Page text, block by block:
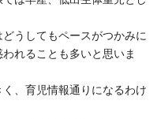
うしてもペースがつかみに
れることも多いと思いま
、育児情報通りになるわけ